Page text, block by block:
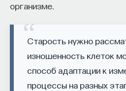
организме.
Старость нужно
изношенность клеток
способ адаптации к
процессы на разных